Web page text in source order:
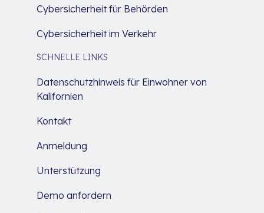
Cybersicherheit für Behörden
Cybersicherheit im Verkehr
SCHNELLE LINKS
Datenschutzhinweis für Einwohner von
Kalifornien
Kontakt
Anmeldung
Unterstützung
Demo anfordern